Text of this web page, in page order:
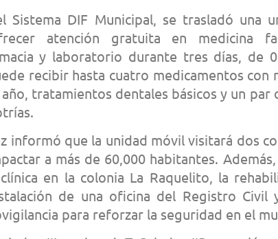
Sistema DIF Municipal, se trasladó una
atención gratuita en medicina
y laboratorio durante tres días, de
recibir hasta cuatro medicamentos con
tratamientos dentales básicos y un par
informó que la unidad móvil visitará dos
a más de 60,000 habitantes.
en la colonia La Raquelito, la
de una oficina del Registro Civil
para reforzar la seguridad en el